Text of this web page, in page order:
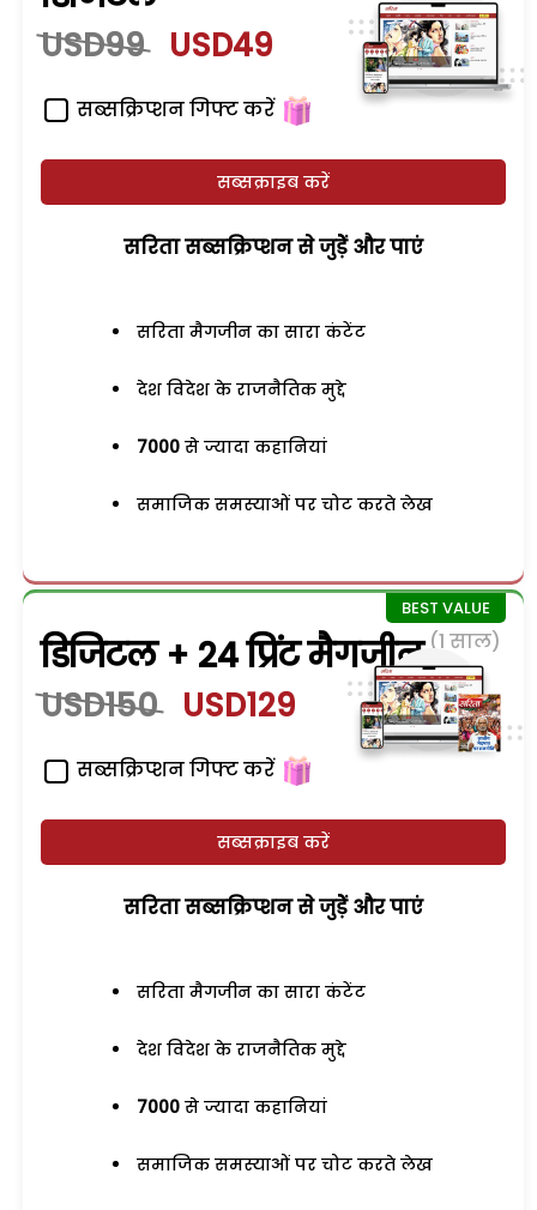
USD99 USD49
सब्सक्रिप्शन गिफ्ट करें
सब्सक्राइब करें
सरिता सब्सक्रिप्शन से जुड़ेें और पाएं
सरिता मैगजीन का सारा कंटेंट
देश विदेश के राजनैतिक मुद्दे
7000 से ज्यादा कहानियां
समाजिक समस्याओं पर चोट करते लेख
डिजिटल + 24 प्रिंट मैगजीन (1 साल)
USD150 USD129
सब्सक्रिप्शन गिफ्ट करें
सब्सक्राइब करें
सरिता सब्सक्रिप्शन से जुड़ेें और पाएं
सरिता मैगजीन का सारा कंटेंट
देश विदेश के राजनैतिक मुद्दे
7000 से ज्यादा कहानियां
समाजिक समस्याओं पर चोट करते लेख